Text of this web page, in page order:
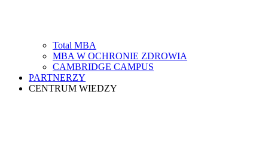
Total MBA
MBA W OCHRONIE ZDROWIA
CAMBRIDGE CAMPUS
PARTNERZY
CENTRUM WIEDZY